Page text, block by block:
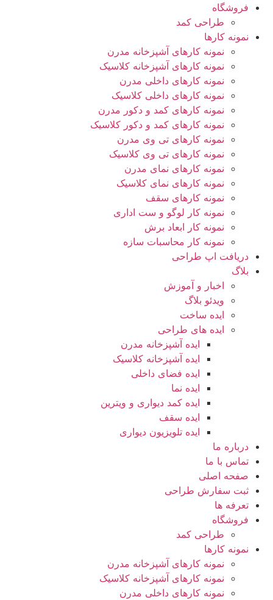
فروشگاه
طراحی کمد
نمونه کارها
نمونه کارهای آشپزخانه مدرن
نمونه کارهای آشپزخانه کلاسیک
نمونه کارهای داخلی مدرن
نمونه کارهای داخلی کلاسیک
نمونه کارهای کمد و دکور مدرن
نمونه کارهای کمد و دکور کلاسیک
نمونه کارهای تی وی مدرن
نمونه کارهای تی وی کلاسیک
نمونه کارهای نمای مدرن
نمونه کارهای نمای کلاسیک
نمونه کارهای سقف
نمونه کار لوگو و ست اداری
نمونه کار ابعاد برش
نمونه کار محاسبات سازه
دریافت اپ طراحی
بلاگ
اخبار و آموزش
ویدئو بلاگ
ایده ساخت
ایده های طراحی
ایده آشپزخانه مدرن
ایده آشپزخانه کلاسیک
ایده فضای داخلی
ایده نما
ایده کمد دیواری و ویترین
ایده سقف
ایده تلویزیون دیواری
درباره ما
تماس با ما
صفحه اصلی
ثبت سفارش طراحی
تعرفه ها
فروشگاه
طراحی کمد
نمونه کارها
نمونه کارهای آشپزخانه مدرن
نمونه کارهای آشپزخانه کلاسیک
نمونه کارهای داخلی مدرن